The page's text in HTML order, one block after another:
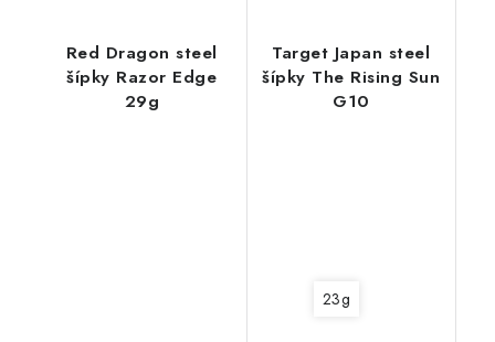
Red Dragon steel
šípky Razor Edge
29g
Target Japan steel
šípky The Rising Sun
G10
23g